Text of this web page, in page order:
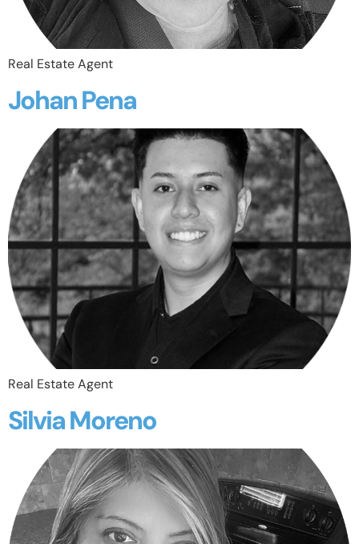
Real Estate Agent
Johan Pena
Real Estate Agent
Silvia Moreno